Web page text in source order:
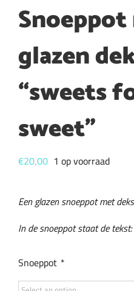
glazen
“sweets
sweet”
€20,00 1 op voorraad
Een glazen snoeppot met
In de snoeppot staat de
Snoeppot *